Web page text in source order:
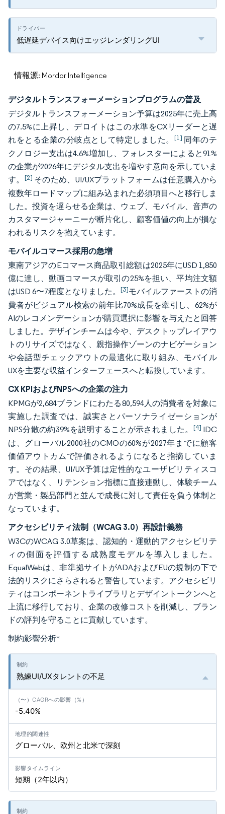
低遅延デバイス向けエッジレンダリングUI
情報源: Mordor Intelligence
デジタルトランスフォーメーションプログラムの普及
デジタルトランスフォーメーション予算は2025年に売上高
の7.5%に上昇し、デロイトはこの水準をCXリーダーと遅
れをとる企業の分岐点として特定しました。 [1] 同年のテ
クノロジー支出は4.6%増加し、フォレスターによると91%
の企業が2026年にデジタル支出を増やす意向を示していま
す。 [2] そのため、UI/UXプラットフォームは任意購入から
複数年ロードマップに組み込まれた必須項目へと移行しま
した。投資を遅らせる企業は、ウェブ、モバイル、音声の
カスタマージャーニーが断片化し、顧客価値の向上が損な
われるリスクを抱えています。
モバイルコマース採用の急増
東南アジアのEコマース商品取引総額は2025年にUSD 1,850
億に達し、動画コマースが取引の25%を担い、平均注文額
はUSD 6〜7程度となりました。 [3]モバイルファーストの消
費者がビジュアル検索の前年比70%成長を牽引し、62%が
AIのレコメンデーションが購買選択に影響を与えたと回答
しました。デザインチームは今や、デスクトップレイアウ
トのリサイズではなく、親指操作ゾーンのナビゲーション
や会話型チェックアウトの最適化に取り組み、モバイル
UXを主要な収益インターフェースへと転換しています。
CX KPIおよびNPSへの企業の注力
KPMGが2,684ブランドにわたる80,594人の消費者を対象に
実施した調査では、誠実さとパーソナライゼーションが
NPS分散の約39%を説明することが示されました。 [4] IDC
は、グローバル2000社のCMOの60%が2027年までに顧客
価値アウトカムで評価されるようになると指摘していま
す。その結果、UI/UX予算は定性的なユーザビリティスコ
アではなく、リテンション指標に直接連動し、体験チーム
が営業・製品部門と並んで成長に対して責任を負う体制と
なっています。
アクセシビリティ法制（WCAG 3.0）再設計義務
W3CのWCAG 3.0草案は、認知的・運動的アクセシビリテ
ィの側面を評価する成熟度モデルを導入しました。
EqualWebは、非準拠サイトがADAおよびEUの規制の下で
法的リスクにさらされると警告しています。アクセシビリ
ティはコンポーネントライブラリとデザイントークンへと
上流に移行しており、企業の改修コストを削減し、ブラン
ドの評判を守ることに貢献しています。
制約影響分析*
熟練UI/UXタレントの不足
-5.40%
グローバル、欧州と北米で深刻
短期（2年以内）